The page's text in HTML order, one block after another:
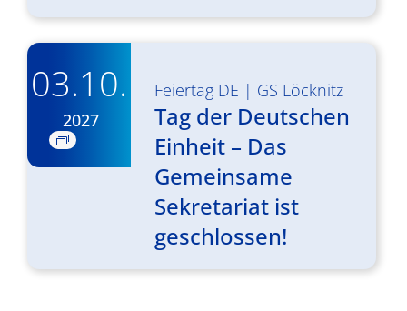
03.10.
2027
Feiertag DE | GS Löcknitz
Tag der Deutschen
Einheit – Das
Gemeinsame
Sekretariat ist
geschlossen!